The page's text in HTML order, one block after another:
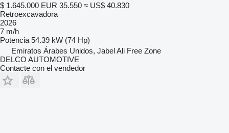
$ 1.645.000 EUR 35.550 ≈ US$ 40.830
Retroexcavadora
2026
7 m/h
Potencia 54.39 kW (74 Hp)
Emiratos Árabes Unidos, Jabel Ali Free Zone
DELCO AUTOMOTIVE
Contacte con el vendedor